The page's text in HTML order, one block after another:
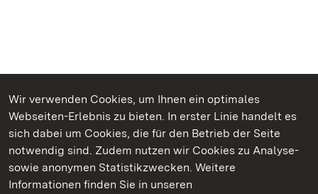
Wir verwenden Cookies, um Ihnen ein optimales
Webseiten-Erlebnis zu bieten. In erster Linie handelt es
sich dabei um Cookies, die für den Betrieb der Seite
notwendig sind. Zudem nutzen wir Cookies zu Analyse-
sowie anonymen Statistikzwecken. Weitere
Informationen finden Sie in unseren
Kommen. Staunen. Genießen.